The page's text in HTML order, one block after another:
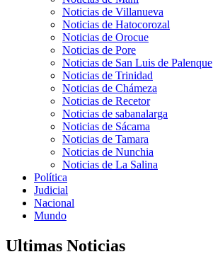
Noticias de Villanueva
Noticias de Hatocorozal
Noticias de Orocue
Noticias de Pore
Noticias de San Luis de Palenque
Noticias de Trinidad
Noticias de Chámeza
Noticias de Recetor
Noticias de sabanalarga
Noticias de Sácama
Noticias de Tamara
Noticias de Nunchia
Noticias de La Salina
Política
Judicial
Nacional
Mundo
Ultimas Noticias